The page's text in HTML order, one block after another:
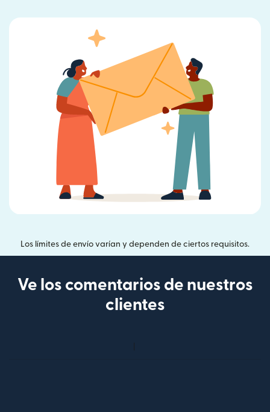
Los límites de envío varían y dependen de ciertos requisitos.
Ve los comentarios de nuestros
clientes